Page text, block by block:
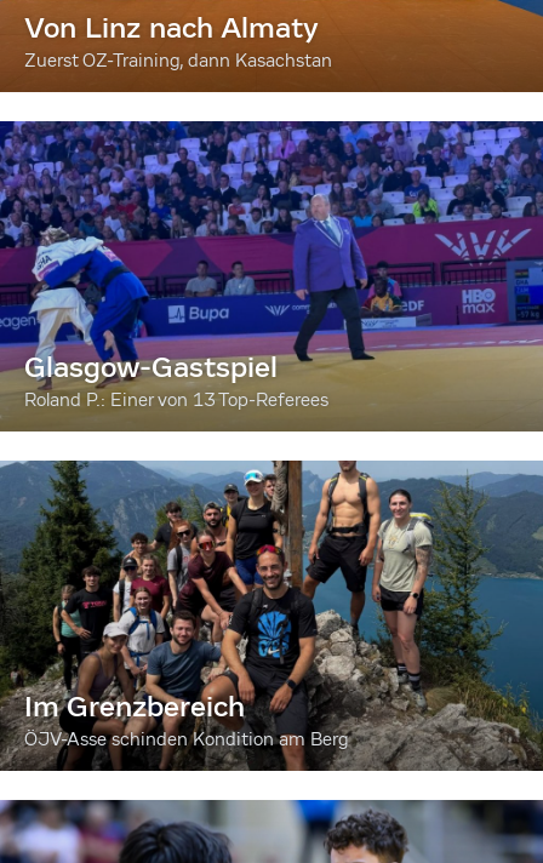
Von Linz nach Almaty
Zuerst OZ-Training, dann Kasachstan
Glasgow-Gastspiel
Roland P.: Einer von 13 Top-Referees
Im Grenzbereich
ÖJV-Asse schinden Kondition am Berg